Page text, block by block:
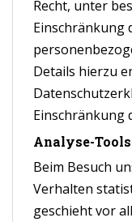
Recht, unter
Einschränkung
Details hierzu
Einschränkung
Analyse-
Beim Besuch
Verhalten
geschieht vor